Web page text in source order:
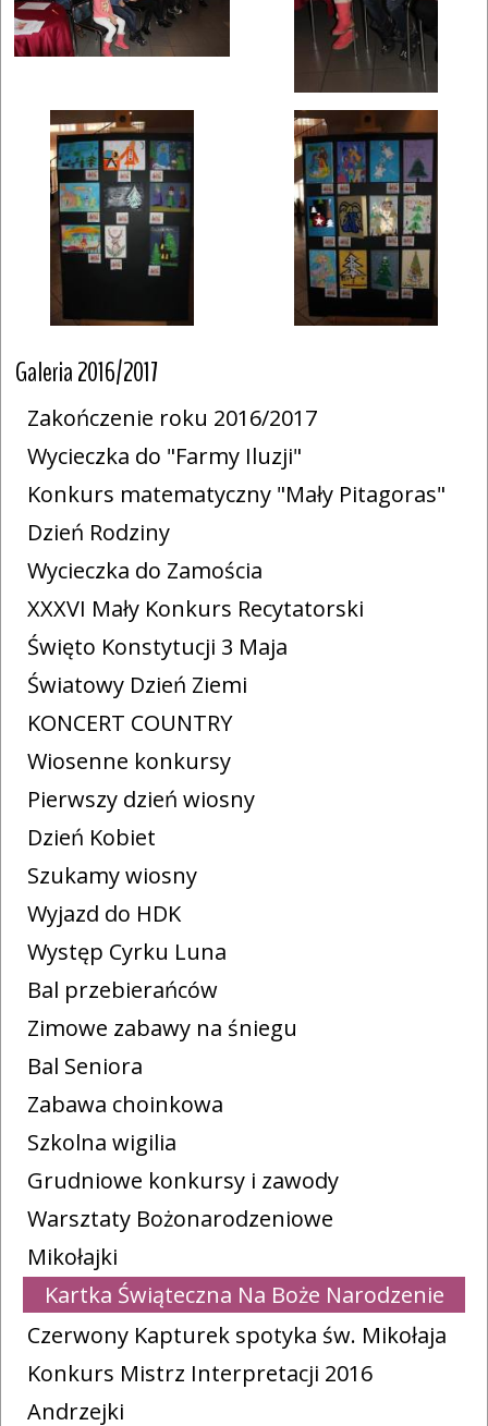
Galeria 2016/2017
Zakończenie roku 2016/2017
Wycieczka do "Farmy Iluzji"
Konkurs matematyczny "Mały Pitagoras"
Dzień Rodziny
Wycieczka do Zamościa
XXXVI Mały Konkurs Recytatorski
Święto Konstytucji 3 Maja
Światowy Dzień Ziemi
KONCERT COUNTRY
Wiosenne konkursy
Pierwszy dzień wiosny
Dzień Kobiet
Szukamy wiosny
Wyjazd do HDK
Występ Cyrku Luna
Bal przebierańców
Zimowe zabawy na śniegu
Bal Seniora
Zabawa choinkowa
Szkolna wigilia
Grudniowe konkursy i zawody
Warsztaty Bożonarodzeniowe
Mikołajki
Kartka Świąteczna Na Boże Narodzenie
Czerwony Kapturek spotyka św. Mikołaja
Konkurs Mistrz Interpretacji 2016
Andrzejki